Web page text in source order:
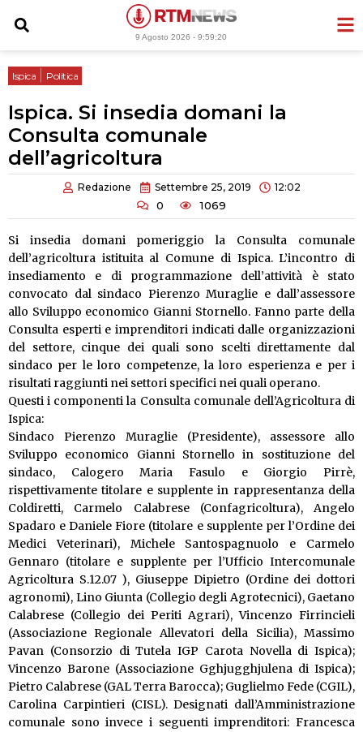
9 Agosto 2026 -9:59:21
Ispica Politica
Ispica. Si insedia domani la
Consulta comunale
dell’agricoltura
Redazione Settembre 25, 2019 12:02
0 1069
Si insedia domani pomeriggio la Consulta comunale
dell’agricoltura istituita al Comune di Ispica. L’incontro di
insediamento e di programmazione dell’attività è stato
convocato dal sindaco Pierenzo Muraglie e dall’assessore
allo Sviluppo economico Gianni Stornello. Fanno parte della
Consulta esperti e imprenditori indicati dalle organizzazioni
del settore, cinque dei quali sono scelti direttamente dal
sindaco per le loro competenze, la loro esperienza e per i
risultati raggiunti nei settori specifici nei quali operano.
Questi i componenti la Consulta comunale dell’Agricoltura di
Ispica:
Sindaco Pierenzo Muraglie (Presidente), assessore allo
Sviluppo economico Gianni Stornello in sostituzione del
sindaco, Calogero Maria Fasulo e Giorgio Pirrè,
rispettivamente titolare e supplente in rappresentanza della
Coldiretti, Carmelo Calabrese (Confagricoltura), Angelo
Spadaro e Daniele Fiore (titolare e supplente per l’Ordine dei
Medici Veterinari), Michele Santospagnuolo e Carmelo
Gennaro (titolare e supplente per l’Ufficio Intercomunale
Agricoltura S.12.07 ), Giuseppe Dipietro (Ordine dei dottori
agronomi), Lino Giunta (Collegio degli Agrotecnici), Gaetano
Calabrese (Collegio dei Periti Agrari), Vincenzo Firrincieli
(Associazione Regionale Allevatori della Sicilia), Massimo
Pavan (Consorzio di Tutela IGP Carota Novella di Ispica);
Vincenzo Barone (Associazione Gghjugghjulena di Ispica);
Pietro Calabrese (GAL Terra Barocca); Guglielmo Fede (CGIL),
Carolina Carpintieri (CISL). Designati dall’Amministrazione
comunale sono invece i seguenti imprenditori: Francesca